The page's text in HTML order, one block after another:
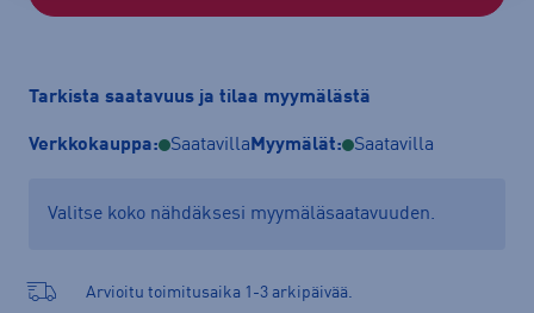
Tarkista saatavuus ja tilaa myymälästä
Verkkokauppa: Saatavilla Myymälät: Saatavilla
Valitse koko nähdäksesi myymäläsaatavuuden.
Arvioitu toimitusaika 1-3 arkipäivää.